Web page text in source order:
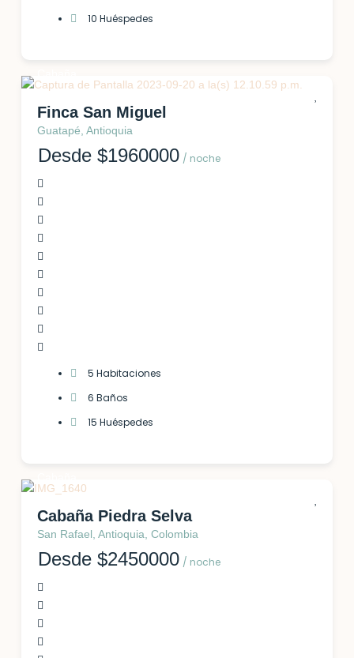
10 Huéspedes
Finca San Miguel
Guatapé, Antioquia
Desde $1960000 / noche
5 Habitaciones
6 Baños
15 Huéspedes
Cabaña Piedra Selva
San Rafael, Antioquia, Colombia
Desde $2450000 / noche